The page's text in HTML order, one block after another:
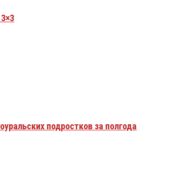
подростков за полгода